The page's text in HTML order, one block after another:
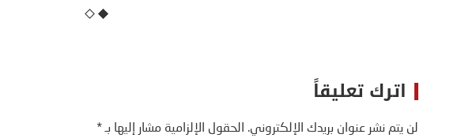
اترك تعليقاً
لن يتم نشر عنوان بريدك الإلكتروني. الحقول الإلزامية مشار إليها بـ*